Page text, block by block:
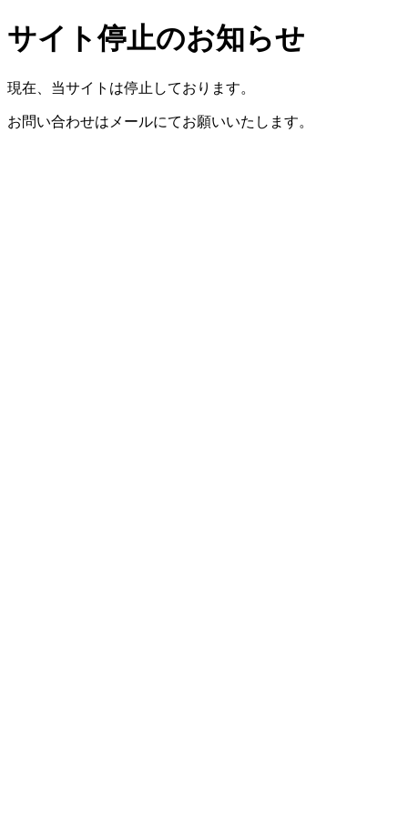
サイト停止のお知らせ
現在、当サイトは停止しております。
お問い合わせはメールにてお願いいたします。